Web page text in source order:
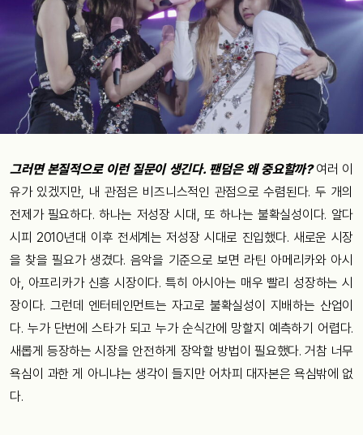
그러면 본질적으로 이런 질문이 생긴다. 팬덤은 왜 중요할까? 여러 이
유가 있겠지만, 내 관점은 비즈니스적인 관점으로 수렴된다. 두 개의
전제가 필요하다. 하나는 저성장 시대, 또 하나는 불확실성이다. 알다
시피 2010년대 이후 전세계는 저성장 시대로 진입했다. 새로운 시장
을 찾을 필요가 생겼다. 음악을 기준으로 보면 라틴 아메리카와 아시
아, 아프리카가 신흥 시장이다. 특히 아시아는 매우 빨리 성장하는 시
장이다. 그런데 엔터테인먼트는 자고로 불확실성이 지배하는 산업이
다. 누가 단번에 스타가 되고 누가 순식간에 망할지 예측하기 어렵다.
새롭게 등장하는 시장을 안전하게 장악할 방법이 필요했다. 거참 너무
욕심이 과한 게 아니냐는 생각이 들지만 어차피 대자본은 욕심밖에 없
다.